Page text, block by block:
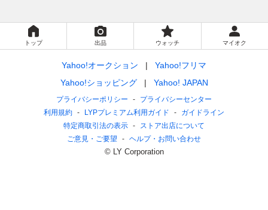
トップ 出品 ウォッチ マイオク
Yahoo!オークション
Yahoo!フリマ
Yahoo!ショッピング
Yahoo! JAPAN
プライバシーポリシー
プライバシーセンター
利用規約
LYPプレミアム利用ガイド
ガイドライン
特定商取引法の表示
ストア出店について
ご意見・ご要望
ヘルプ・お問い合わせ
© LY Corporation